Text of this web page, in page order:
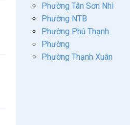
Phường Tân Sơn Nhì
Phường NTB
Phường Phú Thạnh
Phường
Phường Thạnh Xuân